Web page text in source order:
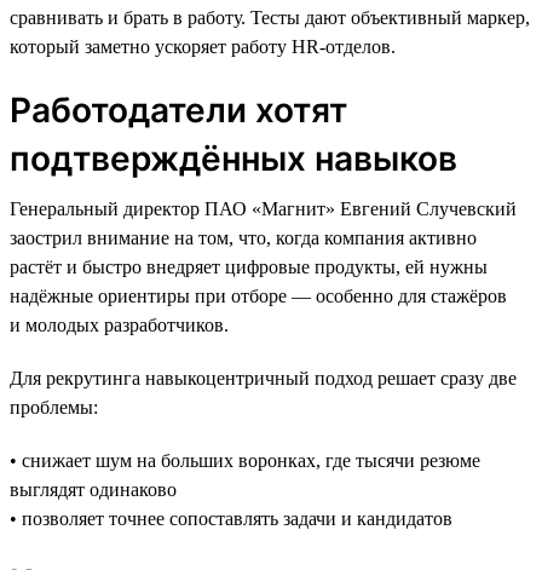
сравнивать и брать в работу. Тесты дают объективный маркер,
который заметно ускоряет работу HR-отделов.
Работодатели хотят
подтверждённых навыков
Генеральный директор ПАО «Магнит» Евгений Случевский
заострил внимание на том, что, когда компания активно
растёт и быстро внедряет цифровые продукты, ей нужны
надёжные ориентиры при отборе — особенно для стажёров
и молодых разработчиков.
Для рекрутинга навыкоцентричный подход решает сразу две
проблемы:
• снижает шум на больших воронках, где тысячи резюме
выглядят одинаково
• позволяет точнее сопоставлять задачи и кандидатов